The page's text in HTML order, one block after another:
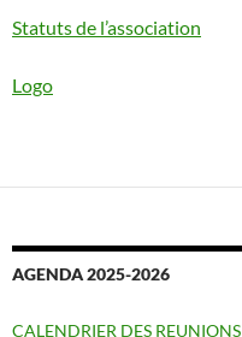
Statuts de l’association
Logo
AGENDA 2025-2026
CALENDRIER DES REUNIONS